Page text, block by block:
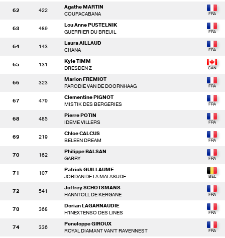
62 422
Agathe MARTIN
COUPACABANA
63 489
Lou Anne PUSTELNIK
GUERRIER DU BREUIL
64 143
Laura AILLAUD
CHANA
65 131
Kyle TIMM
DRESDEN Z
66 323
Marion FREMIOT
PARODIE VAN DE DOORNHAAG
67 479
Clementine PIGNOT
MISTIK DES BERGERIES
68 485
Pierre POTIN
IDEME VILLERS
69 219
Chloe CALCUS
BELEEN DREAM
70 162
Philippe BALSAN
GARRY
71 107
Patrick GUILLAUME
JORDAN DE LA MALASUDE
72 541
Joffrey SCHOTSMANS
HANNTOLL DE KERGANE
73 368
Dorian LAGARNAUDIE
H'INEXTENSO DES LINES
74 336
Peneloppe GIROUX
ROYAL DIAMANT VAN'T RAVENNEST